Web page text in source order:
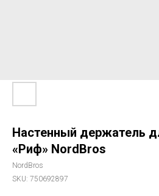
Настенный держатель
«Риф» NordBros
NordBros
SKU: 750692897